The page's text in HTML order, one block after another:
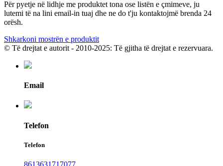
Për pyetje në lidhje me produktet tona ose listën e çmimeve, ju
lutemi të na lini email-in tuaj dhe ne do t'ju kontaktojmë brenda 24
orësh.
Shkarkoni mostrën e produktit
© Të drejtat e autorit - 2010-2025: Të gjitha të drejtat e rezervuara.
Email
Telefon
Telefon
8613631717077